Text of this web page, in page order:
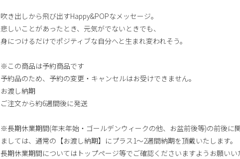
吹き出しから飛び出すHappy&POPなメッセージ。
悲しいことがあったとき、元気がでないときでも、
身につけるだけでポジティブな自分へと生まれ変われそう。
※この商品は予約商品です
予約品のため、予約の変更・キャンセルはお受けできません。
お渡し納期
ご注文から約6週間後に発送
※長期休業期間(年末年始・ゴールデンウィークの他、お盆前後等)の前後に
ましては、通常の【お渡し納期】にプラス1～2週間納期を頂戴いたします。
長期休業期間についてはトップページ等でご確認くださいますようお願いい